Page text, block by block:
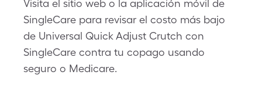
Visita el sitio web o la aplicación móvil de
SingleCare para revisar el costo más bajo
de Universal Quick Adjust Crutch con
SingleCare contra tu copago usando
seguro o Medicare.